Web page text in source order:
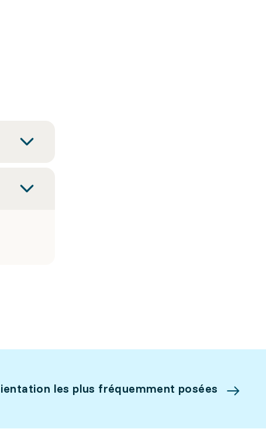
les plus fréquemment posées